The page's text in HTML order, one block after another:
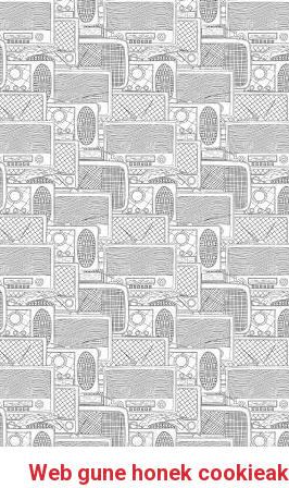
HAZTE SOCI@! FACEBOOK
Web gune honek